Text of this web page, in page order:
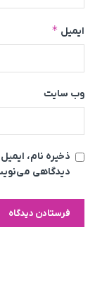
ایمیل *
وب‌ سایت
ذخیره نام،
دیدگاهی